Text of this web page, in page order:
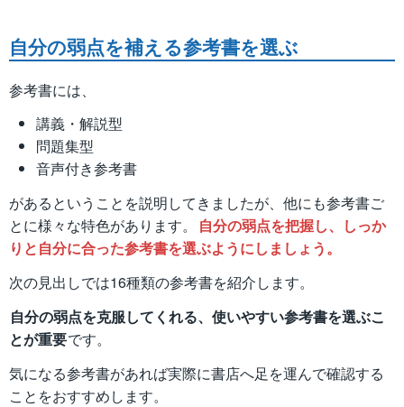
自分の弱点を補える参考書を選ぶ
参考書には、
講義・解説型
問題集型
音声付き参考書
があるということを説明してきましたが、他にも参考書ご
とに様々な特色があります。
自分の弱点を把握し、しっか
りと自分に合った参考書を選ぶようにしましょう。
次の見出しでは16種類の参考書を紹介します。
自分の弱点を克服してくれる、使いやすい参考書を選ぶこ
とが重要です。
気になる参考書があれば実際に書店へ足を運んで確認する
ことをおすすめします。